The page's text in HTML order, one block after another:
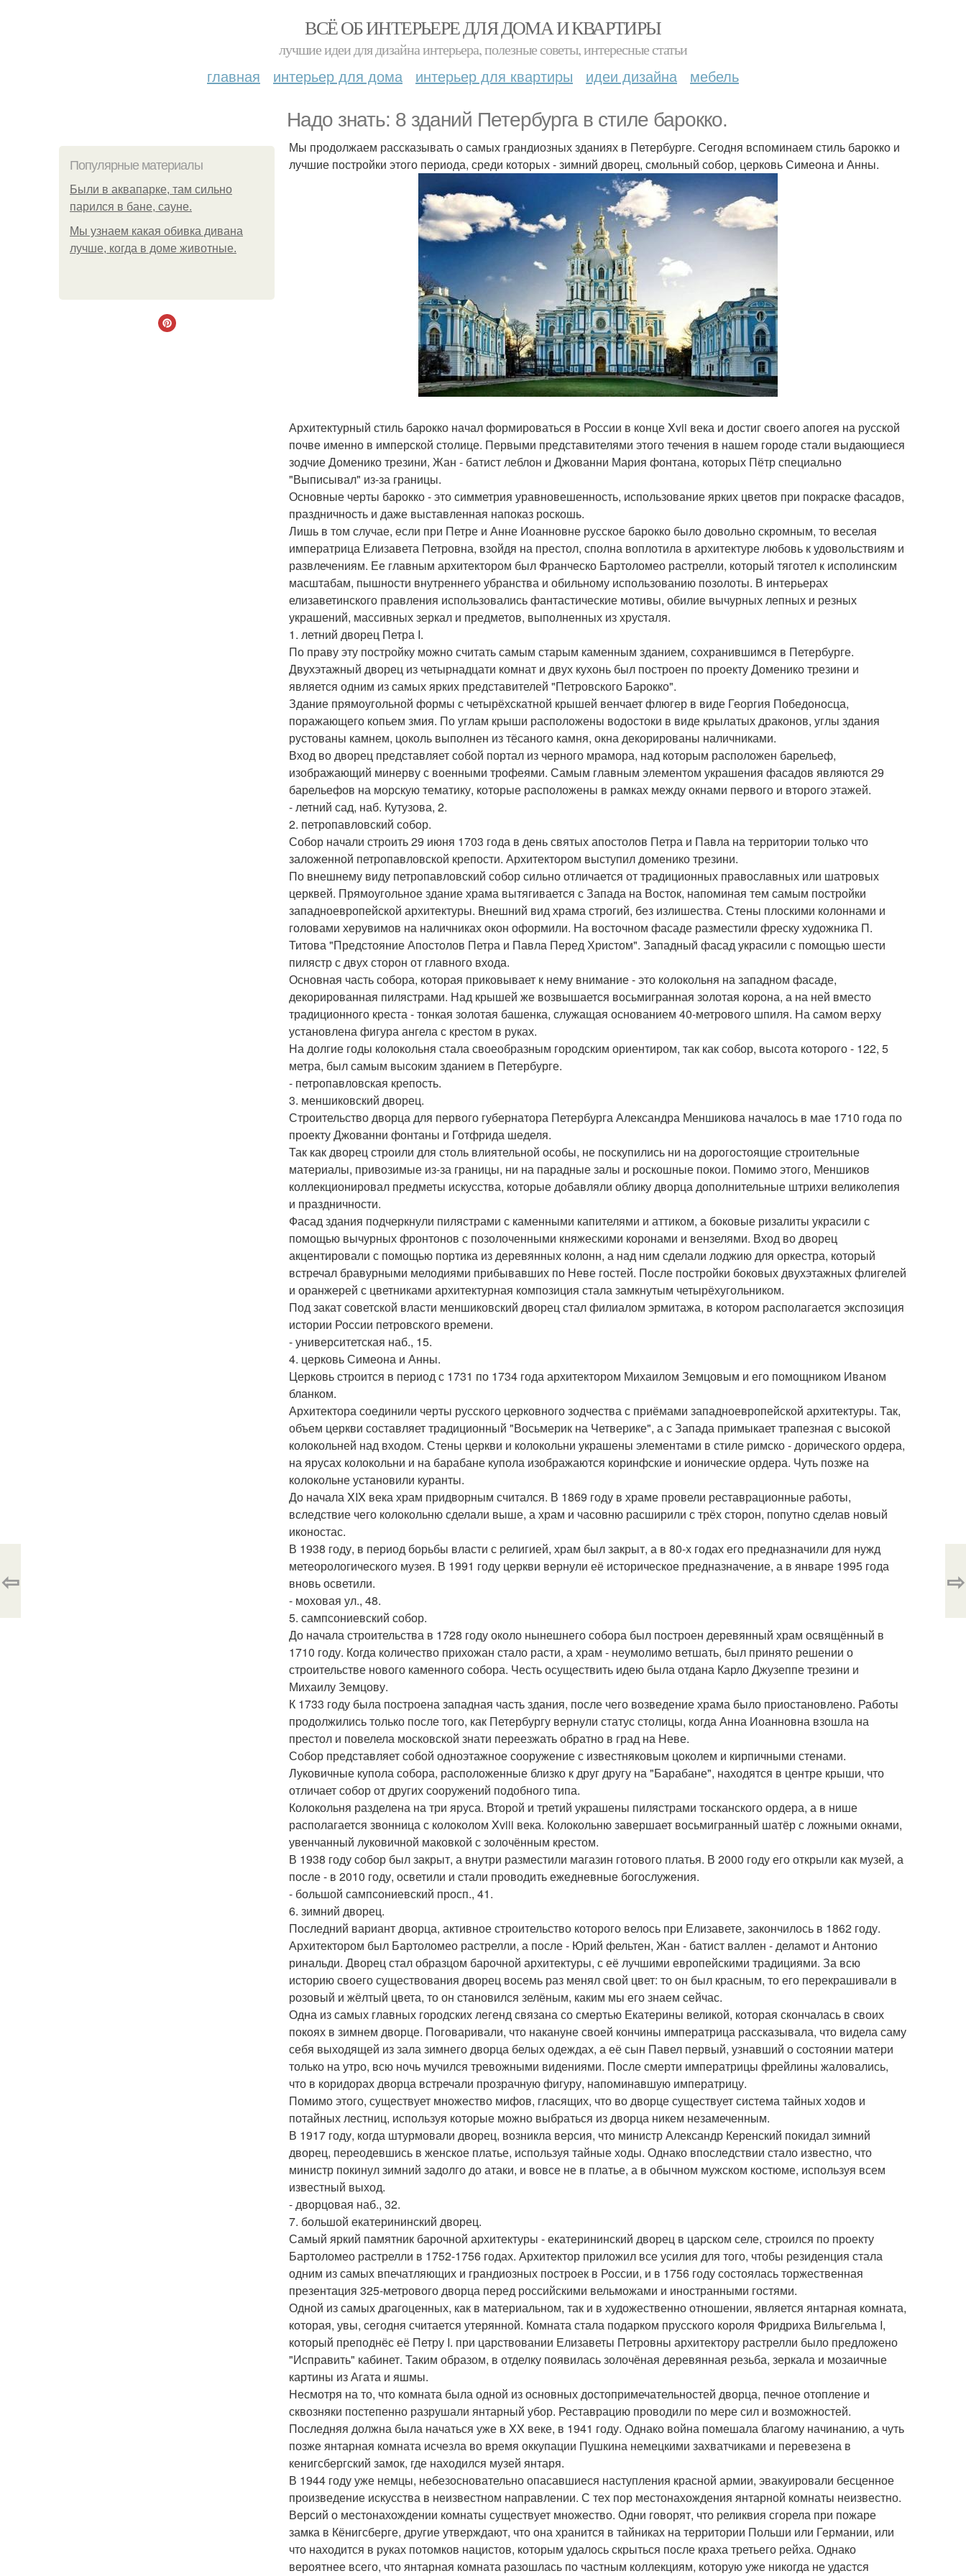
ВСЁ ОБ ИНТЕРЬЕРЕ ДЛЯ ДОМА И КВАРТИРЫ
лучшие идеи для дизайна интерьера, полезные советы, интересные статьи
главная интерьер для дома интерьер для квартиры идеи дизайна мебель
Надо знать: 8 зданий Петербурга в стиле барокко.
Популярные материалы
Были в аквапарке, там сильно
парился в бане, сауне.
Мы узнаем какая обивка дивана
лучше, когда в доме животные.
Мы продолжаем рассказывать о самых грандиозных зданиях в Петербурге. Сегодня вспоминаем стиль барокко и
лучшие постройки этого периода, среди которых - зимний дворец, смольный собор, церковь Симеона и Анны.
Архитектурный стиль барокко начал формироваться в России в конце Xvii века и достиг своего апогея на русской
почве именно в имперской столице. Первыми представителями этого течения в нашем городе стали выдающиеся
зодчие Доменико трезини, Жан - батист леблон и Джованни Мария фонтана, которых Пётр специально
"Выписывал" из-за границы.
Основные черты барокко - это симметрия уравновешенность, использование ярких цветов при покраске фасадов,
праздничность и даже выставленная напоказ роскошь.
Лишь в том случае, если при Петре и Анне Иоанновне русское барокко было довольно скромным, то веселая
императрица Елизавета Петровна, взойдя на престол, сполна воплотила в архитектуре любовь к удовольствиям и
развлечениям. Ее главным архитектором был Франческо Бартоломео растрелли, который тяготел к исполинским
масштабам, пышности внутреннего убранства и обильному использованию позолоты. В интерьерах
елизаветинского правления использовались фантастические мотивы, обилие вычурных лепных и резных
украшений, массивных зеркал и предметов, выполненных из хрусталя.
1. летний дворец Петра I.
По праву эту постройку можно считать самым старым каменным зданием, сохранившимся в Петербурге.
Двухэтажный дворец из четырнадцати комнат и двух кухонь был построен по проекту Доменико трезини и
является одним из самых ярких представителей "Петровского Барокко".
Здание прямоугольной формы с четырёхскатной крышей венчает флюгер в виде Георгия Победоносца,
поражающего копьем змия. По углам крыши расположены водостоки в виде крылатых драконов, углы здания
рустованы камнем, цоколь выполнен из тёсаного камня, окна декорированы наличниками.
Вход во дворец представляет собой портал из черного мрамора, над которым расположен барельеф,
изображающий минерву с военными трофеями. Самым главным элементом украшения фасадов являются 29
барельефов на морскую тематику, которые расположены в рамках между окнами первого и второго этажей.
- летний сад, наб. Кутузова, 2.
2. петропавловский собор.
Собор начали строить 29 июня 1703 года в день святых апостолов Петра и Павла на территории только что
заложенной петропавловской крепости. Архитектором выступил доменико трезини.
По внешнему виду петропавловский собор сильно отличается от традиционных православных или шатровых
церквей. Прямоугольное здание храма вытягивается с Запада на Восток, напоминая тем самым постройки
западноевропейской архитектуры. Внешний вид храма строгий, без излишества. Стены плоскими колоннами и
головами херувимов на наличниках окон оформили. На восточном фасаде разместили фреску художника П.
Титова "Предстояние Апостолов Петра и Павла Перед Христом". Западный фасад украсили с помощью шести
пилястр с двух сторон от главного входа.
Основная часть собора, которая приковывает к нему внимание - это колокольня на западном фасаде,
декорированная пилястрами. Над крышей же возвышается восьмигранная золотая корона, а на ней вместо
традиционного креста - тонкая золотая башенка, служащая основанием 40-метрового шпиля. На самом верху
установлена фигура ангела с крестом в руках.
На долгие годы колокольня стала своеобразным городским ориентиром, так как собор, высота которого - 122, 5
метра, был самым высоким зданием в Петербурге.
- петропавловская крепость.
3. меншиковский дворец.
Строительство дворца для первого губернатора Петербурга Александра Меншикова началось в мае 1710 года по
проекту Джованни фонтаны и Готфрида шеделя.
Так как дворец строили для столь влиятельной особы, не поскупились ни на дорогостоящие строительные
материалы, привозимые из-за границы, ни на парадные залы и роскошные покои. Помимо этого, Меншиков
коллекционировал предметы искусства, которые добавляли облику дворца дополнительные штрихи великолепия
и праздничности.
Фасад здания подчеркнули пилястрами с каменными капителями и аттиком, а боковые ризалиты украсили с
помощью вычурных фронтонов с позолоченными княжескими коронами и вензелями. Вход во дворец
акцентировали с помощью портика из деревянных колонн, а над ним сделали лоджию для оркестра, который
встречал бравурными мелодиями прибывавших по Неве гостей. После постройки боковых двухэтажных флигелей
и оранжерей с цветниками архитектурная композиция стала замкнутым четырёхугольником.
Под закат советской власти меншиковский дворец стал филиалом эрмитажа, в котором располагается экспозиция
истории России петровского времени.
- университетская наб., 15.
4. церковь Симеона и Анны.
Церковь строится в период с 1731 по 1734 года архитектором Михаилом Земцовым и его помощником Иваном
бланком.
Архитектора соединили черты русского церковного зодчества с приёмами западноевропейской архитектуры. Так,
объем церкви составляет традиционный "Восьмерик на Четверике", а с Запада примыкает трапезная с высокой
колокольней над входом. Стены церкви и колокольни украшены элементами в стиле римско - дорического ордера,
на ярусах колокольни и на барабане купола изображаются коринфские и ионические ордера. Чуть позже на
колокольне установили куранты.
До начала XIX века храм придворным считался. В 1869 году в храме провели реставрационные работы,
вследствие чего колокольню сделали выше, а храм и часовню расширили с трёх сторон, попутно сделав новый
иконостас.
В 1938 году, в период борьбы власти с религией, храм был закрыт, а в 80-х годах его предназначили для нужд
метеорологического музея. В 1991 году церкви вернули её историческое предназначение, а в январе 1995 года
вновь осветили.
- моховая ул., 48.
5. сампсониевский собор.
До начала строительства в 1728 году около нынешнего собора был построен деревянный храм освящённый в
1710 году. Когда количество прихожан стало расти, а храм - неумолимо ветшать, был принято решении о
строительстве нового каменного собора. Честь осуществить идею была отдана Карло Джузеппе трезини и
Михаилу Земцову.
К 1733 году была построена западная часть здания, после чего возведение храма было приостановлено. Работы
продолжились только после того, как Петербургу вернули статус столицы, когда Анна Иоанновна взошла на
престол и повелела московской знати переезжать обратно в град на Неве.
Собор представляет собой одноэтажное сооружение с известняковым цоколем и кирпичными стенами.
Луковичные купола собора, расположенные близко к друг другу на "Барабане", находятся в центре крыши, что
отличает собор от других сооружений подобного типа.
Колокольня разделена на три яруса. Второй и третий украшены пилястрами тосканского ордера, а в нише
располагается звонница с колоколом Xviii века. Колокольню завершает восьмигранный шатёр с ложными окнами,
увенчанный луковичной маковкой с золочённым крестом.
В 1938 году собор был закрыт, а внутри разместили магазин готового платья. В 2000 году его открыли как музей, а
после - в 2010 году, осветили и стали проводить ежедневные богослужения.
- большой сампсониевский просп., 41.
6. зимний дворец.
Последний вариант дворца, активное строительство которого велось при Елизавете, закончилось в 1862 году.
Архитектором был Бартоломео растрелли, а после - Юрий фельтен, Жан - батист валлен - деламот и Антонио
ринальди. Дворец стал образцом барочной архитектуры, с её лучшими европейскими традициями. За всю
историю своего существования дворец восемь раз менял свой цвет: то он был красным, то его перекрашивали в
розовый и жёлтый цвета, то он становился зелёным, каким мы его знаем сейчас.
Одна из самых главных городских легенд связана со смертью Екатерины великой, которая скончалась в своих
покоях в зимнем дворце. Поговаривали, что накануне своей кончины императрица рассказывала, что видела саму
себя выходящей из зала зимнего дворца белых одеждах, а её сын Павел первый, узнавший о состоянии матери
только на утро, всю ночь мучился тревожными видениями. После смерти императрицы фрейлины жаловались,
что в коридорах дворца встречали прозрачную фигуру, напоминавшую императрицу.
Помимо этого, существует множество мифов, гласящих, что во дворце существует система тайных ходов и
потайных лестниц, используя которые можно выбраться из дворца никем незамеченным.
В 1917 году, когда штурмовали дворец, возникла версия, что министр Александр Керенский покидал зимний
дворец, переодевшись в женское платье, используя тайные ходы. Однако впоследствии стало известно, что
министр покинул зимний задолго до атаки, и вовсе не в платье, а в обычном мужском костюме, используя всем
известный выход.
- дворцовая наб., 32.
7. большой екатерининский дворец.
Самый яркий памятник барочной архитектуры - екатерининский дворец в царском селе, строился по проекту
Бартоломео растрелли в 1752-1756 годах. Архитектор приложил все усилия для того, чтобы резиденция стала
одним из самых впечатляющих и грандиозных построек в России, и в 1756 году состоялась торжественная
презентация 325-метрового дворца перед российскими вельможами и иностранными гостями.
Одной из самых драгоценных, как в материальном, так и в художественно отношении, является янтарная комната,
которая, увы, сегодня считается утерянной. Комната стала подарком прусского короля Фридриха Вильгельма I,
который преподнёс её Петру I. при царствовании Елизаветы Петровны архитектору растрелли было предложено
"Исправить" кабинет. Таким образом, в отделку появилась золочёная деревянная резьба, зеркала и мозаичные
картины из Агата и яшмы.
Несмотря на то, что комната была одной из основных достопримечательностей дворца, печное отопление и
сквозняки постепенно разрушали янтарный убор. Реставрацию проводили по мере сил и возможностей.
Последняя должна была начаться уже в XX веке, в 1941 году. Однако война помешала благому начинанию, а чуть
позже янтарная комната исчезла во время оккупации Пушкина немецкими захватчиками и перевезена в
кенигсбергский замок, где находился музей янтаря.
В 1944 году уже немцы, небезосновательно опасавшиеся наступления красной армии, эвакуировали бесценное
произведение искусства в неизвестном направлении. С тех пор местонахождения янтарной комнаты неизвестно.
Версий о местонахождении комнаты существует множество. Одни говорят, что реликвия сгорела при пожаре
замка в Кёнигсберге, другие утверждают, что она хранится в тайниках на территории Польши или Германии, или
что находится в руках потомков нацистов, которым удалось скрыться после краха третьего рейха. Однако
вероятнее всего, что янтарная комната разошлась по частным коллекциям, которую уже никогда не удастся
⇦ ⇨